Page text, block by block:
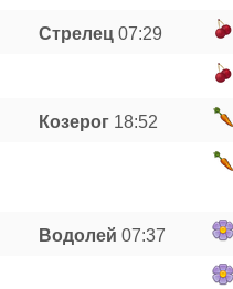
Стрелец 07:29
Козерог18:52
Водолей 07:37